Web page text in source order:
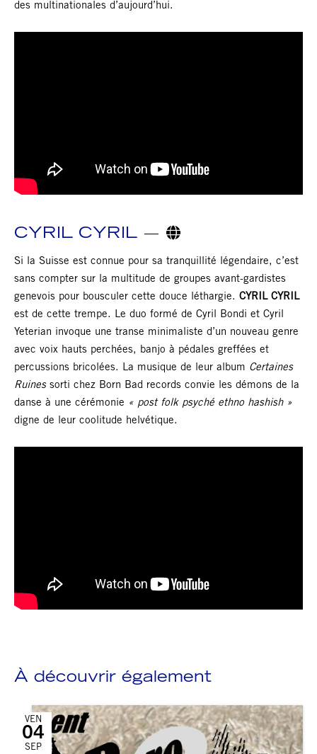
des multinationales d’aujourd’hui.
CYRIL CYRIL
Si la Suisse est connue pour sa tranquillité légendaire, c’est
sans compter sur la multitude de groupes avant-gardistes
genevois pour bousculer cette douce léthargie. CYRIL CYRIL
est de cette trempe. Le duo formé de Cyril Bondi et Cyril
Yeterian invoque une transe minimaliste d’un nouveau genre
avec voix hauts perchées, banjo à pédales greffées et
percussions bricolées. La musique de leur album Certaines
Ruinessorti chez Born Bad records convie les démons de la
danse à une cérémonie « post folk psyché ethno hashish »
digne de leur coolitude helvétique.
À découvrir également
VEN
04
SEP